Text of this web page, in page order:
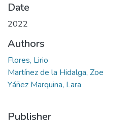
Date
2022
Authors
Flores, Lirio
Martínez de la Hidalga, Zoe
Yáñez Marquina, Lara
Publisher